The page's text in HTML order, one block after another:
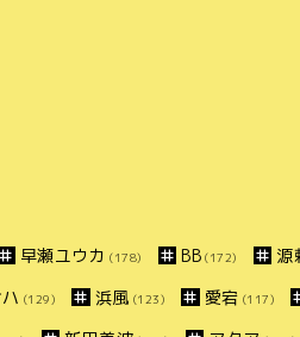
早瀬ユウカ (178) BB (172) 源
(129) 浜風 (123) 愛宕 (117)